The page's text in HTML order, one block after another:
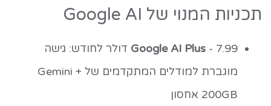
תכניות המנוי של Google AI
Google AI Plus - 7.99 דולר לחודש: גישה
מוגברת למודלים המתקדמים של Gemini +
200GB אחסון